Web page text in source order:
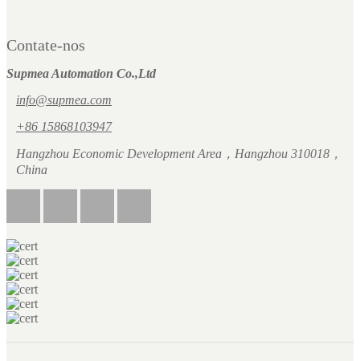
Contate-nos
Supmea Automation Co.,Ltd
info@supmea.com
+86 15868103947
Hangzhou Economic Development Area，Hangzhou 310018，
China